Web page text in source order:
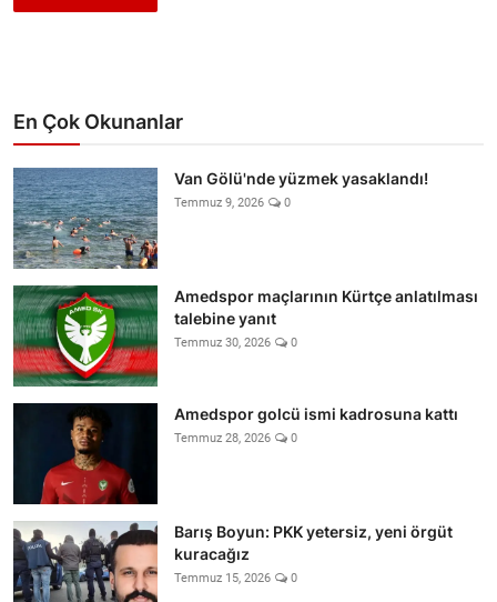
En Çok Okunanlar
Van Gölü'nde yüzmek yasaklandı!
Temmuz 9, 2026 0
Amedspor maçlarının Kürtçe anlatılması
talebine yanıt
Temmuz 30, 2026 0
Amedspor golcü ismi kadrosuna kattı
Temmuz 28, 2026 0
Barış Boyun: PKK yetersiz, yeni örgüt
kuracağız
Temmuz 15, 2026 0